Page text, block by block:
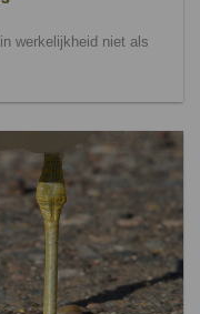
werkelijkheid niet als